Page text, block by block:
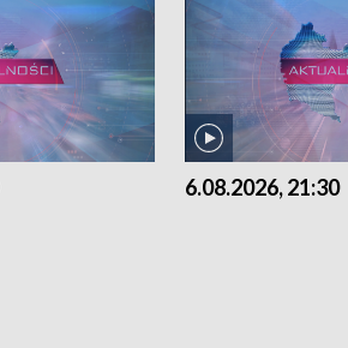
6.08.2026, 21:30